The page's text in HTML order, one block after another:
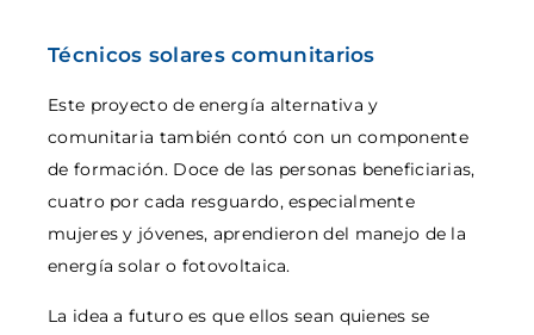
Técnicos solares comunitarios
Este proyecto de energía alternativa y
comunitaria también contó con un componente
de formación. Doce de las personas beneficiarias,
cuatro por cada resguardo, especialmente
mujeres y jóvenes, aprendieron del manejo de la
energía solar o fotovoltaica.
La idea a futuro es que ellos sean quienes se